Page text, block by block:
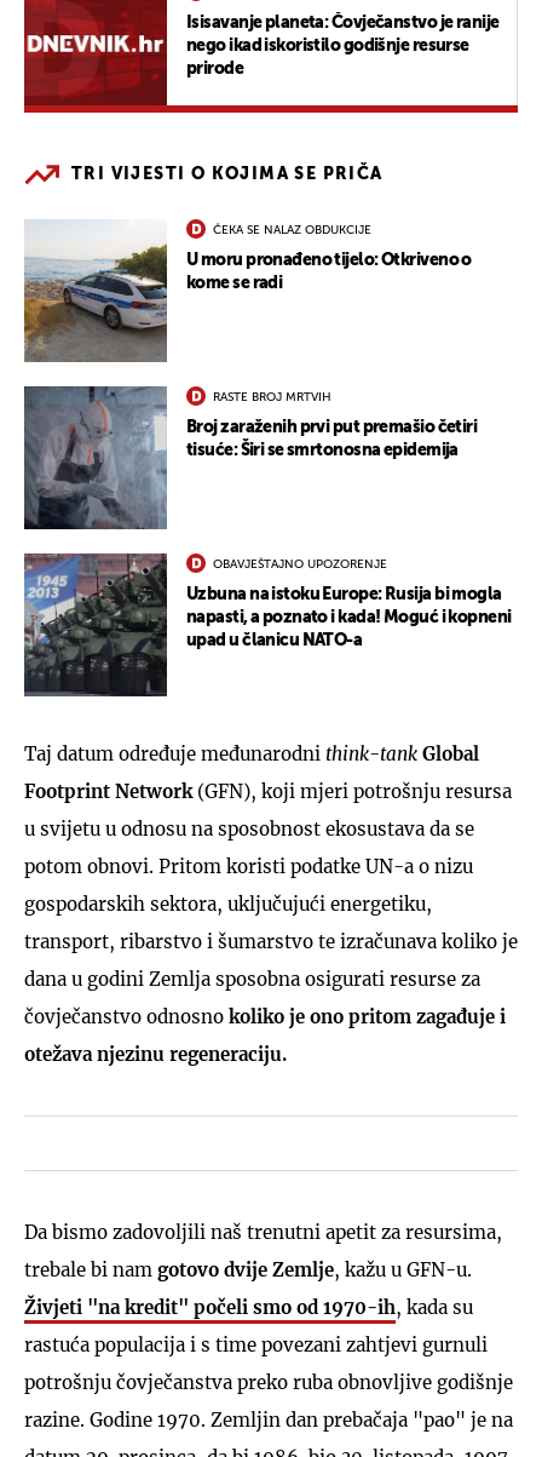
Isisavanje planeta: Čovječanstvo je ranije
nego ikad iskoristilo godišnje resurse
prirode
TRI VIJESTI O KOJIMA SE PRIČA
ČEKA SE NALAZ OBDUKCIJE
U moru pronađeno tijelo: Otkriveno o
kome se radi
RASTE BROJ MRTVIH
Broj zaraženih prvi put premašio četiri
tisuće: Širi se smrtonosna epidemija
OBAVJEŠTAJNO UPOZORENJE
Uzbuna na istoku Europe: Rusija bi mogla
napasti, a poznato i kada! Moguć i kopneni
upad u članicu NATO-a
Taj datum određuje međunarodni think-tank Global
Footprint Network(GFN), koji mjeri potrošnju resursa
u svijetu u odnosu na sposobnost ekosustava da se
potom obnovi. Pritom koristi podatke UN-a o nizu
gospodarskih sektora, uključujući energetiku,
transport, ribarstvo i šumarstvo te izračunava koliko je
dana u godini Zemlja sposobna osigurati resurse za
čovječanstvo odnosno koliko je ono pritom zagađuje i
otežava njezinu regeneraciju.
Da bismo zadovoljili naš trenutni apetit za resursima,
trebale bi nam gotovo dvije Zemlje, kažu u GFN-u.
Živjeti "na kredit" počeli smo od 1970-ih, kada su
rastuća populacija i s time povezani zahtjevi gurnuli
potrošnju čovječanstva preko ruba obnovljive godišnje
razine. Godine 1970. Zemljin dan prebačaja "pao" je na